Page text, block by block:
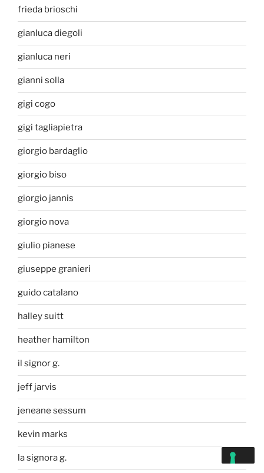
frieda brioschi
gianluca diegoli
gianluca neri
gianni solla
gigi cogo
gigi tagliapietra
giorgio bardaglio
giorgio biso
giorgio jannis
giorgio nova
giulio pianese
giuseppe granieri
guido catalano
halley suitt
heather hamilton
il signor g.
jeff jarvis
jeneane sessum
kevin marks
la signora g.